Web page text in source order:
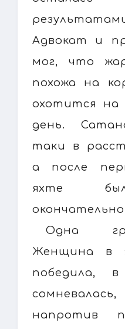
Адвокат и
мог, что
похожа на
охотится на
день.
таки в
а после
яхте
Одна
Женщина в
победила,
напротив